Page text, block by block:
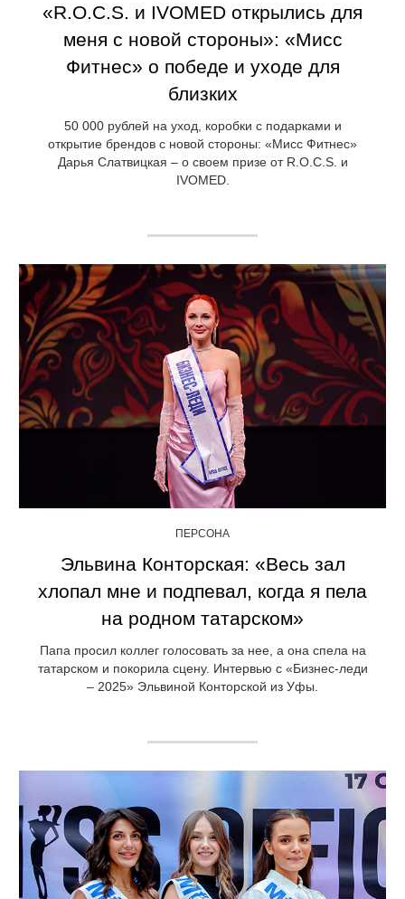
«R.O.C.S. и IVOMED открылись для
меня с новой стороны»: «Мисс
Фитнес» о победе и уходе для
близких
50 000 рублей на уход, коробки с подарками и
открытие брендов с новой стороны: «Мисс Фитнес»
Дарья Слатвицкая – о своем призе от R.O.C.S. и
IVOMED.
ПЕРСОНА
Эльвина Конторская: «Весь зал
хлопал мне и подпевал, когда я пела
на родном татарском»
Папа просил коллег голосовать за нее, а она спела на
татарском и покорила сцену. Интервью с «Бизнес-леди
– 2025» Эльвиной Конторской из Уфы.